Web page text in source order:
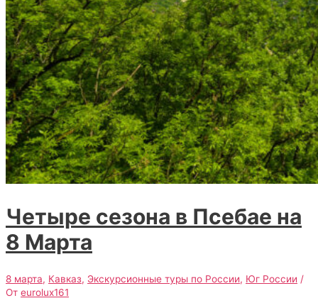
Четыре сезона в Псебае на
8 Марта
8 марта, Кавказ, Экскурсионные туры по России, Юг России /
От eurolux161